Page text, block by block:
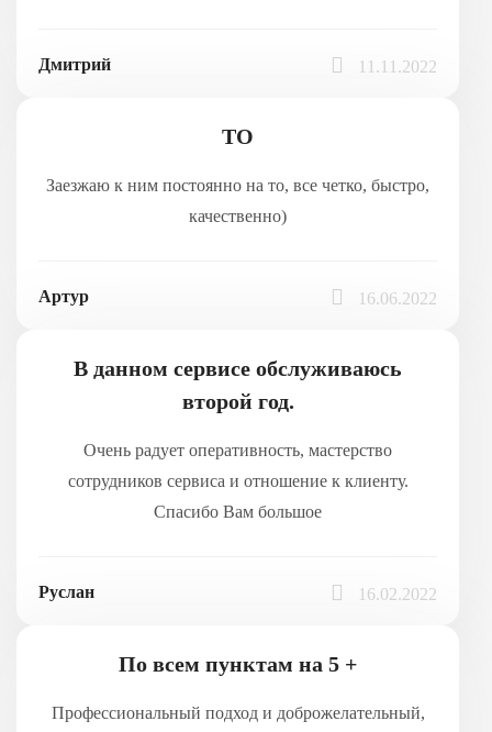
Дмитрий 11.11.2022
ТО
Заезжаю к ним постоянно на то, все четко, быстро,
качественно)
Артур 16.06.2022
В данном сервисе обслуживаюсь
второй год.
Очень радует оперативность, мастерство
сотрудников сервиса и отношение к клиенту.
Спасибо Вам большое
Руслан 16.02.2022
По всем пунктам на 5 +
Профессиональный подход и доброжелательный,